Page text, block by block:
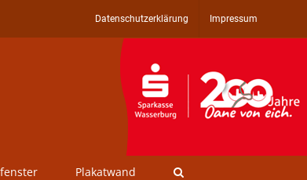
Datenschutzerklärung Impressum
Plakatwand